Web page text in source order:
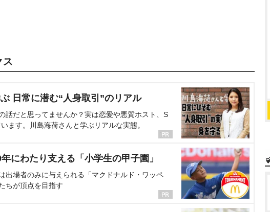
ス
日常に潜む“人身取引”のリアル
話だと思ってませんか？実は恋愛や悪質ホスト、S
ます。川島海荷さんと学ぶリアルな実態。
にわたり支える「小学生の甲子園」
出場者のみに与えられる「マクドナルド・ワッペ
ちが頂点を目指す